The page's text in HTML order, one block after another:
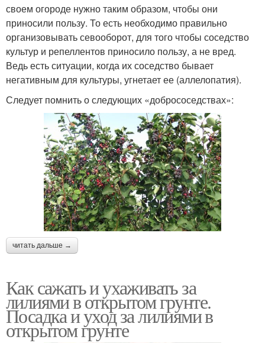
своем огороде нужно таким образом, чтобы они
приносили пользу. То есть необходимо правильно
организовывать севооборот, для того чтобы соседство
культур и репеллентов приносило пользу, а не вред.
Ведь есть ситуации, когда их соседство бывает
негативным для культуры, угнетает ее (аллелопатия).
Следует помнить о следующих «добрососедствах»:
читать дальше →
Как сажать и ухаживать за
лилиями в открытом грунте.
Посадка и уход за лилиями в
открытом грунте